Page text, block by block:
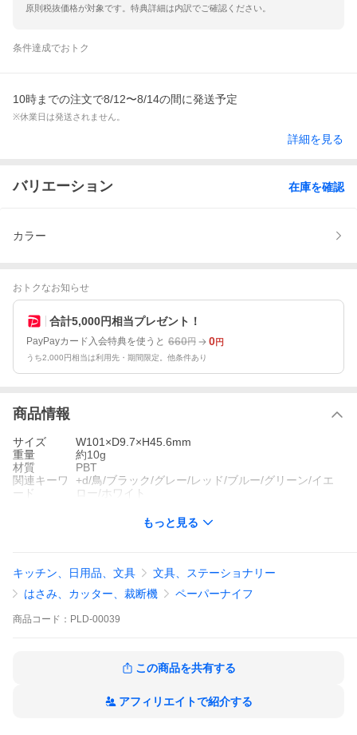
原則税抜価格が対象です。特典詳細は内訳でご確認ください。
条件達成でおトク
10時までの注文で8/12〜8/14の間に発送予定
※休業日は発送されません。
詳細を見る
バリエーション 在庫を確認
カラー
おトクなお知らせ
合計5,000円相当プレゼント！
PayPayカード入会特典を使うと 660円 0円
うち2,000円相当は利用先・期間限定。他条件あり
商品情報
サイズ
W101×D9.7×H45.6mm
重量
約10g
材質
PBT
関連キーワ
ード
+d/鳥/ブラック/グレー/レッド/ブルー/グリーン/イエ
ロー/ホワイト
もっと見る
キッチン、日用品、文具
文具、ステーショナリー
はさみ、カッター、裁断機
ペーパーナイフ
商品 コード： PLD-00039
この商品を共有する
アフィリエイトで紹介する